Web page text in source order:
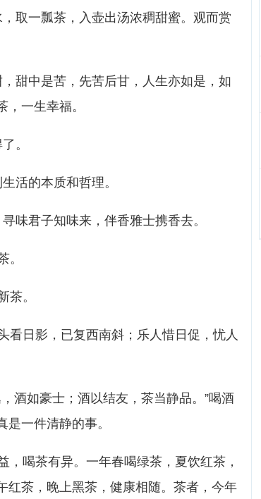
取一瓢茶，入壶出汤浓稠甜蜜。观而赏
甜中是苦，先苦后甘，人生亦如是，如
一生幸福。
。
活的本质和哲理。
味君子知味来，伴香雅士携香去。
。
茶。
看日影，已复西南斜；乐人惜日促，忧人
酒如豪士；酒以结友，茶当静品。”喝酒
一件清静的事。
，喝茶有异。一年春喝绿茶，夏饮红茶，
红茶，晚上黑茶，健康相随。茶者，今年